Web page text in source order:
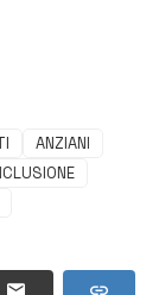
ANZIANI